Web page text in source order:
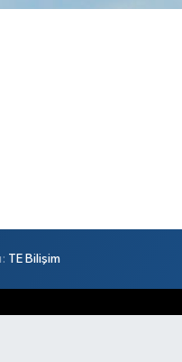
TE Bilişim